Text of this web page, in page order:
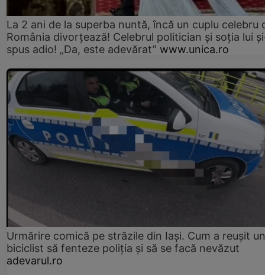
La 2 ani de la superba nuntă, încă un cuplu celebru
România divorțează! Celebrul politician și soția lui
spus adio! „Da, este adevărat” www.unica.ro
Urmărire comică pe străzile din Iași. Cum a reușit un
biciclist să fenteze poliția și să se facă nevăzut
adevarul.ro